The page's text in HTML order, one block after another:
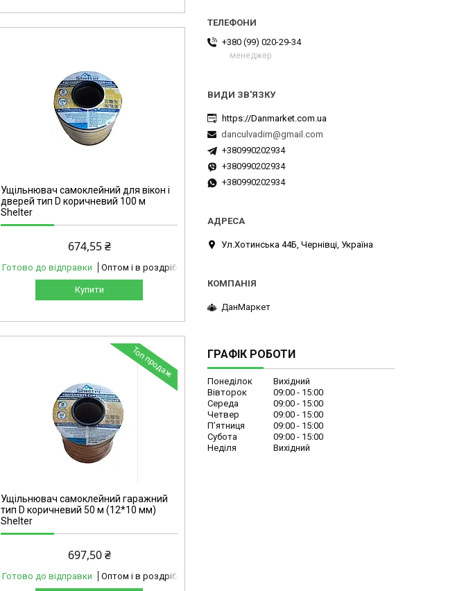
Ущільнювач самоклейний для вікон і
дверей тип D коричневий 100 м
Shelter
674,55 ₴
Готово до відправки Оптом і в роздріб
Купити
Топ продаж
Ущільнювач самоклейний гаражний
тип D коричневий 50 м (12*10 мм)
Shelter
697,50 ₴
Готово до відправки Оптом і в роздріб
+380 (99) 020-29-34
менеджер
https://Danmarket.com.ua
danculvadim@gmail.com
+380990202934
+380990202934
+380990202934
Ул.Хотинська 44Б, Чернівці, Україна
ДанМаркет
ГРАФІК РОБОТИ
Понеділок
Вихідний
Вівторок
09:00
15:00
Середа
09:00
15:00
Четвер
09:00
15:00
Пʼятниця
09:00
15:00
Субота
09:00
15:00
Неділя
Вихідний